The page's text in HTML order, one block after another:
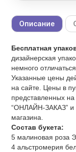
Описание
Бесплатная
дизайнерская
немного
Указанные цены
на сайте. Цены в
представленных
“ОНЛАЙН-ЗАКАЗ” и
магазина.
Состав букета:
5 малиновая роза
4 альстромерия